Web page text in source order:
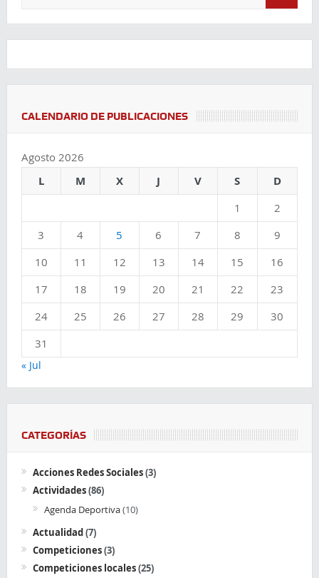
CALENDARIO DE PUBLICACIONES
Agosto 2026
L M X J V S D
1
2
3
4 5 6 7 8
9
10
11 12 13 14 15
16
17
18 19 20 21 22
23
24
25 26 27 28 29
30
31
« Jul
CATEGORÍAS
Acciones Redes Sociales(3)
Actividades(86)
Agenda Deportiva(10)
Actualidad(7)
Competiciones(3)
Competiciones locales(25)